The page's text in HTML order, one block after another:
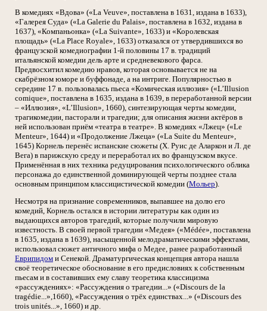
В комедиях «Вдова» («La Veuve», поставлена в 1631, издана в 1633),
«Галерея Суда» («La Galerie du Palais», поставлена в 1632, издана в
1637), «Компаньонка» («La Suivante», 1633) и «Королевская
площадь» («La Place Royale», 1633) отказался от утвердившихся во
французской комедиографии 1-й половины 17 в. традиций
итальянской комедии дель арте и средневекового фарса.
Предвосхитил комедию нравов, которая основывается не на
скабрёзном юморе и буффонаде, а на интриге. Популярностью в
середине 17 в. пользовалась пьеса «Комическая иллюзия» («L’Illusion
comique», поставлена в 1635, издана в 1639, в переработанной версии
– «Иллюзия», «L’Illusion», 1660), синтезирующая черты комедии,
трагикомедии, пасторали и трагедии; для описания жизни актёров в
ней использован приём «театра в театре». В комедиях «Лжец» («Le
Menteur», 1644) и «Продолжение Лжеца» («La Suite du Menteur»,
1645) Корнель перенёс испанские сюжеты (Х. Руис де Аларкон и Л. де
Вега) в парижскую среду и переработал их во французском вкусе.
Применённая в них техника редуцирования психологического облика
персонажа до единственной доминирующей черты позднее стала
основным принципом классицистической комедии (Мольер).
Несмотря на признание современников, выпавшее на долю его
комедий, Корнель остался в истории литературы как один из
выдающихся авторов трагедий, которые получили мировую
известность. В своей первой трагедии «Медея» («Médée», поставлена
в 1635, издана в 1639), насыщенной мелодраматическими эффектами,
использовал сюжет античного мифа о Медее, ранее разработанный
Еврипидом и Сенекой. Драматургическая концепция автора нашла
своё теоретическое обоснование в его предисловиях к собственным
пьесам и в составивших ему славу теоретика классицизма
«рассуждениях»: «Рассуждения о трагедии...» («Discours de la
tragédie...»,1660), «Рассуждения о трёх единствах...» («Discours des
trois unités...», 1660) и др.